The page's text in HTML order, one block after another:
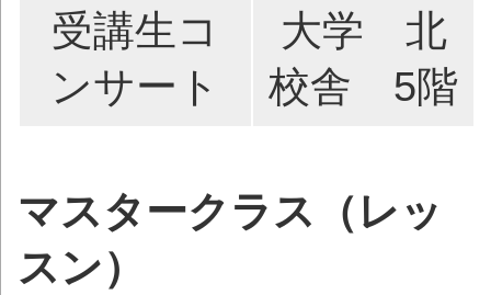
受講生コ
ンサート
大学 北
校舎 5階
マスタークラス（レッ
スン）